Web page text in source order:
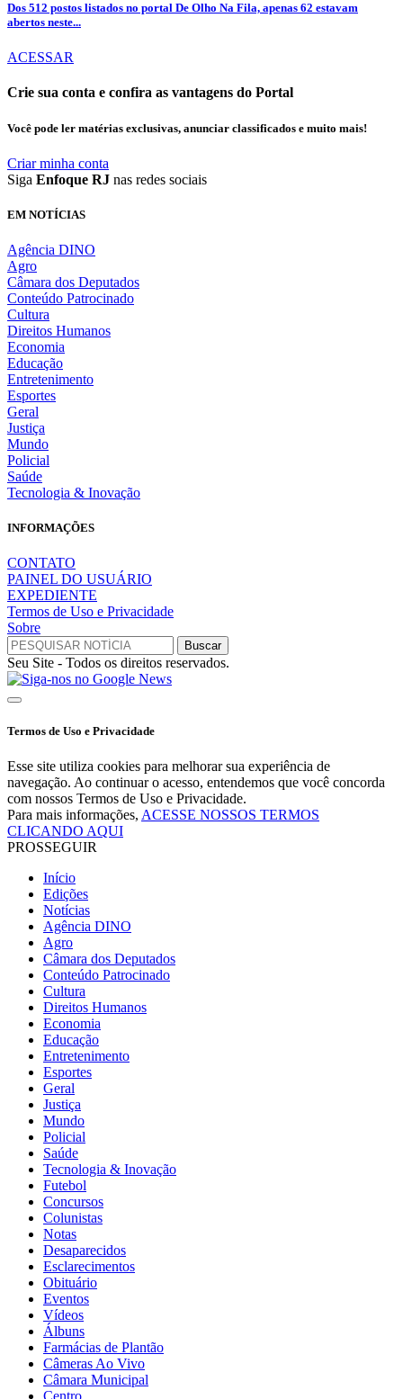
Dos 512 postos listados no portal De Olho Na Fila, apenas 62 estavam
abertos neste...
ACESSAR
Crie sua conta e confira as vantagens do Portal
Você pode ler matérias exclusivas, anunciar classificados e muito mais!
Criar minha conta
Siga Enfoque RJ nas redes sociais
EM NOTÍCIAS
Agência DINO
Agro
Câmara dos Deputados
Conteúdo Patrocinado
Cultura
Direitos Humanos
Economia
Educação
Entretenimento
Esportes
Geral
Justiça
Mundo
Policial
Saúde
Tecnologia & Inovação
INFORMAÇÕES
CONTATO
PAINEL DO USUÁRIO
EXPEDIENTE
Termos de Uso e Privacidade
Sobre
Seu Site - Todos os direitos reservados.
Termos de Uso e Privacidade
Esse site utiliza cookies para melhorar sua experiência de
navegação. Ao continuar o acesso, entendemos que você concorda
com nossos Termos de Uso e Privacidade.
Para mais informações, ACESSE NOSSOS TERMOS
CLICANDO AQUI
PROSSEGUIR
Início
Edições
Notícias
Agência DINO
Agro
Câmara dos Deputados
Conteúdo Patrocinado
Cultura
Direitos Humanos
Economia
Educação
Entretenimento
Esportes
Geral
Justiça
Mundo
Policial
Saúde
Tecnologia & Inovação
Futebol
Concursos
Colunistas
Notas
Desaparecidos
Esclarecimentos
Obituário
Eventos
Vídeos
Álbuns
Farmácias de Plantão
Câmeras Ao Vivo
Câmara Municipal
Centro